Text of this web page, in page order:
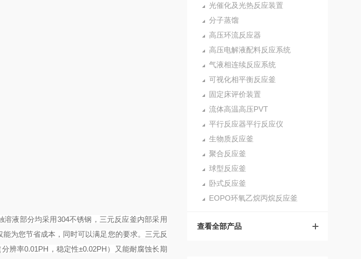
光催化及光热反应装置
分子蒸馏
高压环流反应器
高压电解液配料反应系统
气液相连续反应系统
可视化相平衡反应釜
固定床评价装置
流体高温高压PVT
平行反应器平行反应仪
生物质反应釜
聚合反应釜
球型反应釜
卧式反应釜
EOPO环氧乙烷丙烷反应釜
查看全部产品
液部分均采用304不锈钢，三元反应釜内部采用
为您节省成本，同时可以满足您的要求。三元反
辨率0.01PH，稳定性±0.02PH）又能耐腐蚀长期